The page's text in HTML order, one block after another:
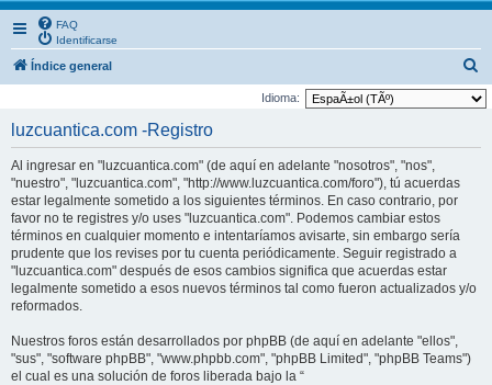
FAQ
Identificarse
Índice general
u
Idioma:
luzcuantica.com -Registro
Al ingresar en "luzcuantica.com" (de aquí en adelante "nosotros", "nos",
"nuestro", "luzcuantica.com", "http://www.luzcuantica.com/foro"), tú acuerdas
estar legalmente sometido a los siguientes términos. En caso contrario, por
favor no te registres y/o uses "luzcuantica.com". Podemos cambiar estos
términos en cualquier momento e intentaríamos avisarte, sin embargo sería
prudente que los revises por tu cuenta periódicamente. Seguir registrado a
"luzcuantica.com" después de esos cambios significa que acuerdas estar
legalmente sometido a esos nuevos términos tal como fueron actualizados y/o
reformados.
Nuestros foros están desarrollados por phpBB (de aquí en adelante "ellos",
"sus", "software phpBB", "www.phpbb.com", "phpBB Limited", "phpBB Teams")
el cual es una solución de foros liberada bajo la “